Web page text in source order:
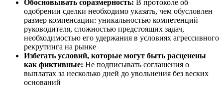
Обосновывать соразмерность: В протоколе об
одобрении сделки необходимо указать, чем обусловлен
размер компенсации: уникальностью компетенций
руководителя, сложностью предстоящих задач,
необходимостью его удержания в условиях агрессивного
рекрутинга на рынке
Избегать условий, которые могут быть расценены
как фиктивные: Не подписывать соглашения о
выплатах за несколько дней до увольнения без веских
оснований